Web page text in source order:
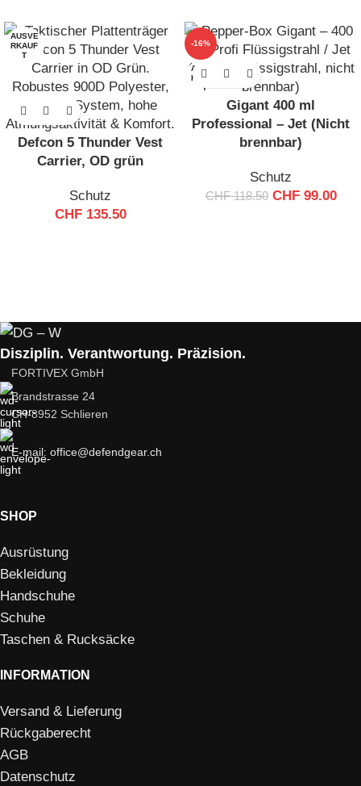
AUSVE
RKAUF
T
Defcon 5 Thunder Vest
Carrier, OD grün
Schutz
CHF135.50
-16%
AUSVE
RKAUF
T
Gigant 400 ml
Professional – Jet (Nicht
brennbar)
Schutz
CHF118.50 CHF99.00
Disziplin. Verantwortung. Präzision.
FORTIVEX GmbH
Brandstrasse 24
CH-8952 Schlieren
E-mail: office@defendgear.ch
SHOP
Ausrüstung
Bekleidung
Handschuhe
Schuhe
Taschen & Rucksäcke
INFORMATION
Versand & Lieferung
Rückgaberecht
AGB
Datenschutz